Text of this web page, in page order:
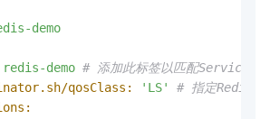
demo
redis-demo # 添加此标签以匹配Service
qosClass:
'LS'
# 指定Redis实